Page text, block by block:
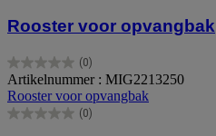
Rooster voor opvangbak
(0)
0.0
van
de
5
Artikelnummer : MIG2213250
Rooster voor opvangbak
(0)
0.0